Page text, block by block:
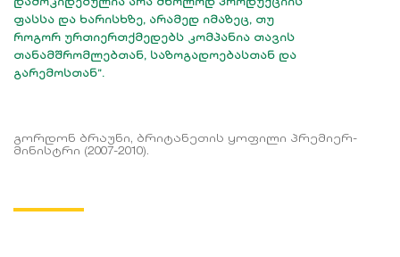
დამოკიდებულია არა მხოლოდ პროდუქციის
ფასსა და ხარისხზე, არამედ იმაზეც, თუ
როგორ ურთიერთქმედებს კომპანია თავის
თანამშრომლებთან, საზოგადოებასთან და
გარემოსთან”.
გორდონ ბრაუნი, ბრიტანეთის ყოფილი პრემიერ-
მინისტრი (2007-2010).